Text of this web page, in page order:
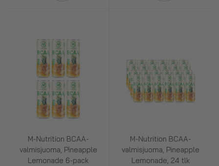
M-Nutrition BCAA-
valmisjuoma, Pineapple
Lemonade 6-pack
M-Nutrition BCAA-
valmisjuoma, Pineapple
Lemonade, 24 tlk